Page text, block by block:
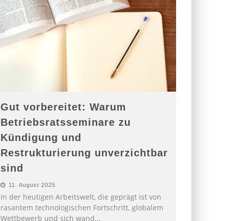
Gut vorbereitet: Warum
Betriebsratsseminare zu
Kündigung und
Restrukturierung unverzichtbar
sind
11. August 2025
In der heutigen Arbeitswelt, die geprägt ist von
rasantem technologischen Fortschritt, globalem
Wettbewerb und sich wand...